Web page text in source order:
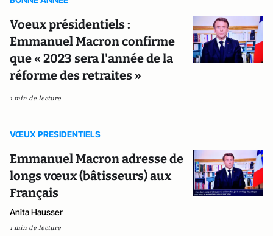
Voeux présidentiels :
Emmanuel Macron confirme
que « 2023 sera l'année de la
réforme des retraites »
1 min de lecture
VŒUX PRESIDENTIELS
Emmanuel Macron adresse de
longs vœux (bâtisseurs) aux
Français
Anita Hausser
1 min de lecture